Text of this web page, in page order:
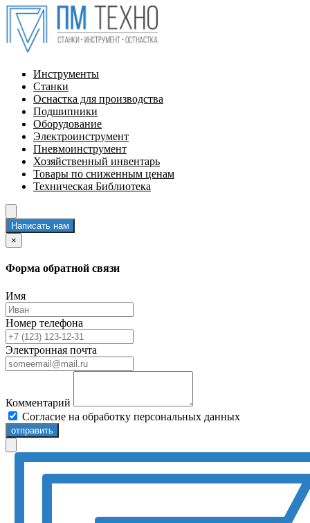
Инструменты
Станки
Оснастка для производства
Подшипники
Оборудование
Электроинструмент
Пневмоинструмент
Хозяйственный инвентарь
Товары по сниженным ценам
Техническая Библиотека
Написать нам
×
Форма обратной связи
Имя
Номер телефона
Электронная почта
Комментарий
Согласие на обработку персональных данных
отправить